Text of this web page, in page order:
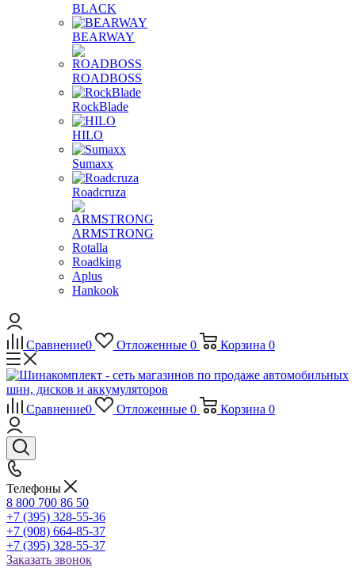
BLACK
BEARWAY
ROADBOSS
RockBlade
HILO
Sumaxx
Roadcruza
ARMSTRONG
Rotalla
Roadking
Aplus
Hankook
Сравнение0 Отложенные 0 Корзина 0
Сравнение0 Отложенные 0 Корзина 0
Телефоны
8 800 700 86 50
+7 (395) 328-55-36
+7 (908) 664-85-37
+7 (395) 328-55-37
Заказать звонок